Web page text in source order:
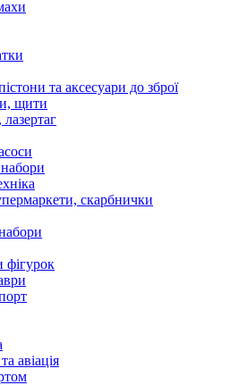
та аксесуари до зброї
щити
скарбнички
фігурок
авіація